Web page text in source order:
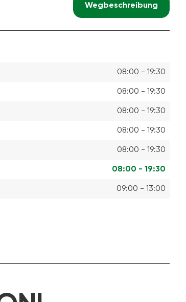
Wegbeschreibung
08:00 - 19:30
08:00 - 19:30
08:00 - 19:30
08:00 - 19:30
08:00 - 19:30
08:00 - 19:30
09:00 - 13:00